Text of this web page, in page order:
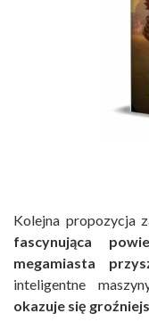
Kolejna propozycja
fascynująca
megamiasta
inteligentne
okazuje się